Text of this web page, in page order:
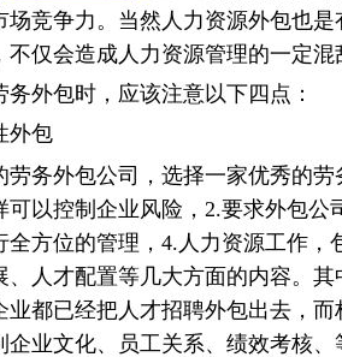
场竞争力。当然人力资源外包也
不仅会造成人力资源管理的一定
外包时，应该注意以下四点：
外包
劳务外包公司，选择一家优秀的
以控制企业风险， 2.要求外包公
方位的管理， 4. 人力资源工作，
、人才配置等几大方面的内容。
业都已经把人才招聘外包出去，
企业文化、员工关系、绩效考核